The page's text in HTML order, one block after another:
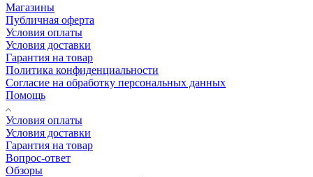
Магазины
Публичная оферта
Условия оплаты
Условия доставки
Гарантия на товар
Политика конфиденциальности
Согласие на обработку персональных данных
Помощь
Условия оплаты
Условия доставки
Гарантия на товар
Вопрос-ответ
Обзоры